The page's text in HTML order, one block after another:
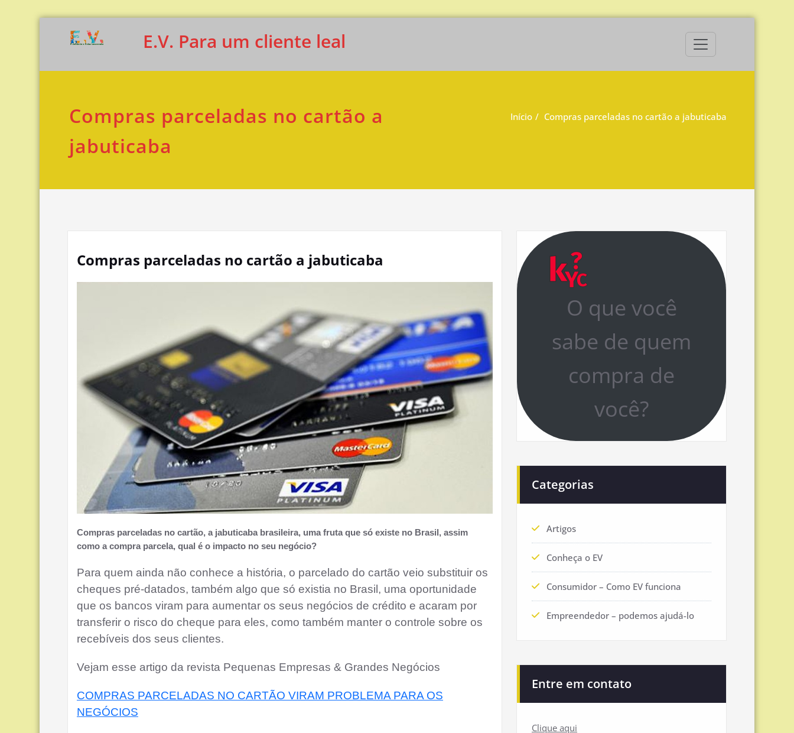
E.V. Para um cliente leal
Compras parceladas no cartão a
jabuticaba
Início Compras parceladas no cartão a jabuticaba
Compras parceladas no cartão a jabuticaba
Compras parceladas no cartão, a jabuticaba brasileira, uma fruta que só existe no Brasil, assim
como a compra parcela, qual é o impacto no seu negócio?
Para quem ainda não conhece a história, o parcelado do cartão veio substituir os
cheques pré-datados, também algo que só existia no Brasil, uma oportunidade
que os bancos viram para aumentar os seus negócios de crédito e acaram por
transferir o risco do cheque para eles, como também manter o controle sobre os
recebíveis dos seus clientes.
Vejam esse artigo da revista Pequenas Empresas & Grandes Negócios
COMPRAS PARCELADAS NO CARTÃO VIRAM PROBLEMA PARA OS
NEGÓCIOS
O que você
sabe de quem
compra de
você?
Categorias
Artigos
Conheça o EV
Consumidor – Como EV funciona
Empreendedor – podemos ajudá-lo
Entre em contato
Clique aqui